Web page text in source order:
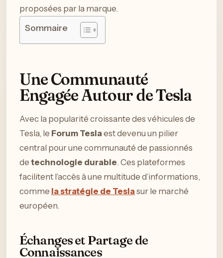
proposées par la marque.
Sommaire
Une Communauté
Engagée Autour de Tesla
Avec la popularité croissante des véhicules de
Tesla, le Forum Teslaest devenu un pilier
central pour une communauté de passionnés
de technologie durable. Ces plateformes
facilitent l’accès à une multitude d’informations,
comme la stratégie de Teslasur le marché
européen.
Échanges et Partage de
Connaissances